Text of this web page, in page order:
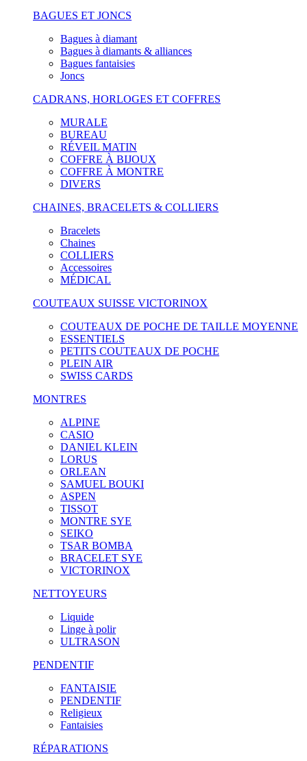
BAGUES ET JONCS
Bagues à diamant
Bagues à diamants & alliances
Bagues fantaisies
Joncs
CADRANS, HORLOGES ET COFFRES
MURALE
BUREAU
RÉVEIL MATIN
COFFRE À BIJOUX
COFFRE À MONTRE
DIVERS
CHAINES, BRACELETS & COLLIERS
Bracelets
Chaines
COLLIERS
Accessoires
MÉDICAL
COUTEAUX SUISSE VICTORINOX
COUTEAUX DE POCHE DE TAILLE MOYENNE
ESSENTIELS
PETITS COUTEAUX DE POCHE
PLEIN AIR
SWISS CARDS
MONTRES
ALPINE
CASIO
DANIEL KLEIN
LORUS
ORLEAN
SAMUEL BOUKI
ASPEN
TISSOT
MONTRE SYE
SEIKO
TSAR BOMBA
BRACELET SYE
VICTORINOX
NETTOYEURS
Liquide
Linge à polir
ULTRASON
PENDENTIF
FANTAISIE
PENDENTIF
Religieux
Fantaisies
RÉPARATIONS